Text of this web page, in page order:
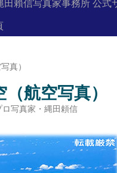
真）
航空写真）
ロ写真家・縄田頼信